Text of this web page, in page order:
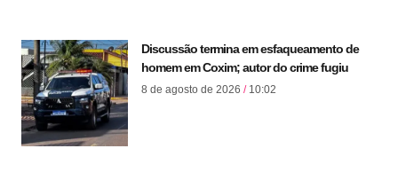
Discussão termina em esfaqueamento de
homem em Coxim; autor do crime fugiu
8 de agosto de 2026 10:02